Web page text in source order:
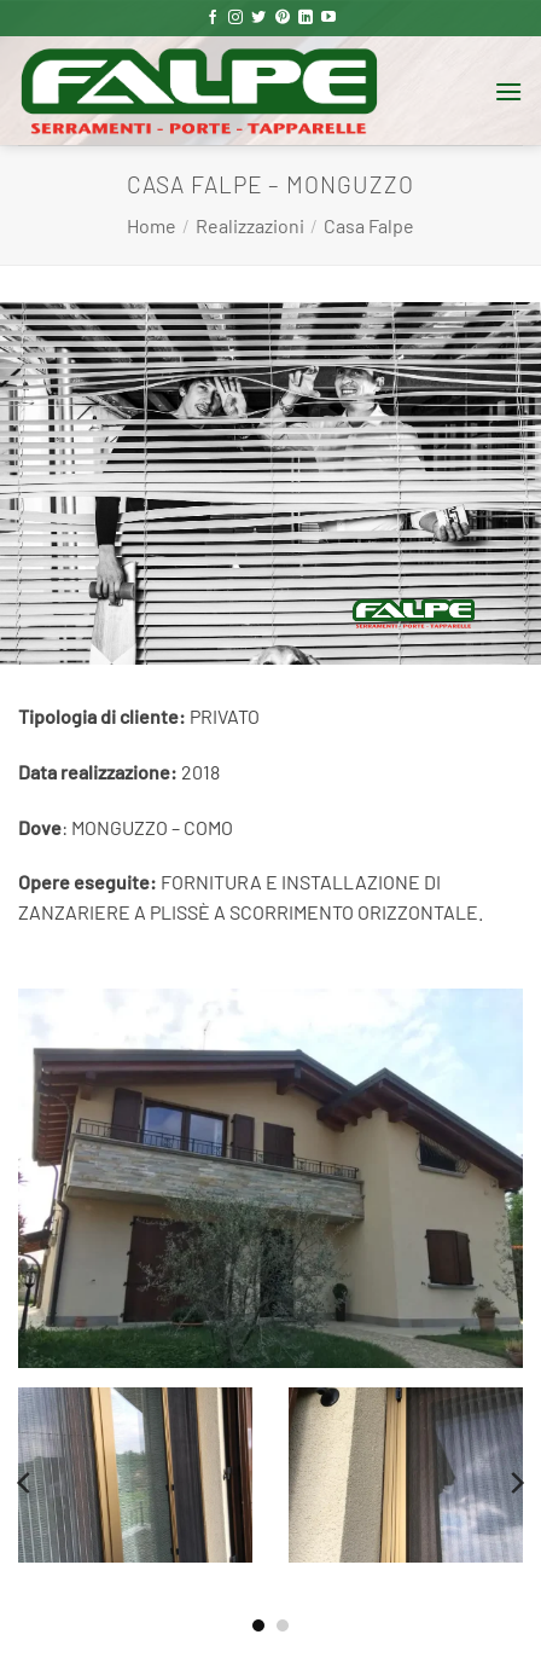
ai
contenuti
CASA FALPE – MONGUZZO
Home / Realizzazioni / Casa Falpe
Tipologia di cliente: PRIVATO
Data realizzazione: 2018
Dove: MONGUZZO – COMO
Opere eseguite: FORNITURA E INSTALLAZIONE DI
ZANZARIERE A PLISSÈ A SCORRIMENTO ORIZZONTALE.